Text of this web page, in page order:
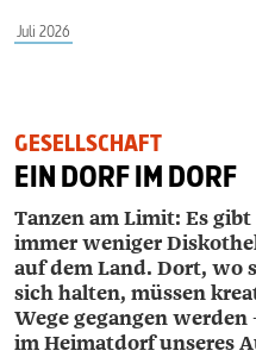
Juli 2026
GESELLSCHAFT
EIN DORF IM DORF
Tanzen am Limit: Es gibt
immer weniger
auf dem Land. Dort, wo
sich halten, müssen
Wege gegangen werden
im Heimatdorf unseres